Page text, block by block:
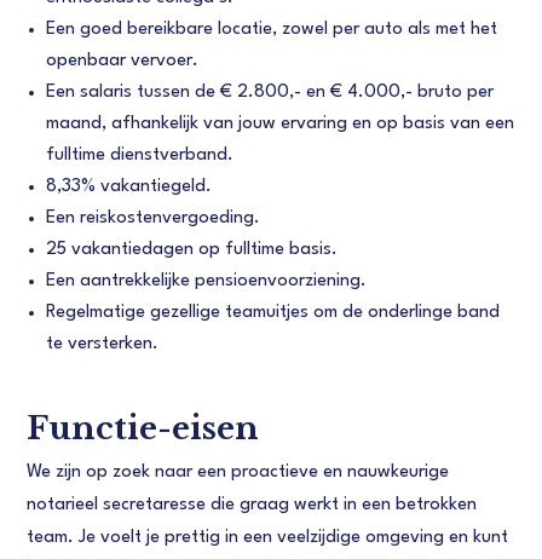
Een goed bereikbare locatie, zowel per auto als met het
openbaar vervoer.
Een salaris tussen de € 2.800,- en € 4.000,- bruto per
maand, afhankelijk van jouw ervaring en op basis van een
fulltime dienstverband.
8,33% vakantiegeld.
Een reiskostenvergoeding.
25 vakantiedagen op fulltime basis.
Een aantrekkelijke pensioenvoorziening.
Regelmatige gezellige teamuitjes om de onderlinge band
te versterken.
Functie-eisen
We zijn op zoek naar een proactieve en nauwkeurige
notarieel secretaresse die graag werkt in een betrokken
team. Je voelt je prettig in een veelzijdige omgeving en kunt